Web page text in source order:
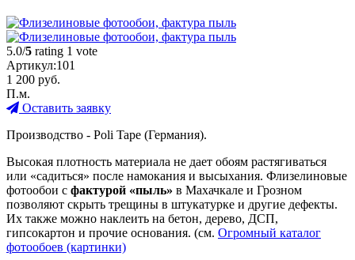
5.0/5 rating 1 vote
Артикул:101
1 200 руб.
П.м.
Оставить заявку
Производство - Poli Tape (Германия).
Высокая плотность материала не дает обоям растягиваться
или «садиться» после намокания и высыхания. Флизелиновые
фотообои с фактурой «пыль» в Махачкале и Грозном
позволяют скрыть трещины в штукатурке и другие дефекты.
Их также можно наклеить на бетон, дерево, ДСП,
гипсокартон и прочие основания. (см. Огромный каталог
фотообоев (картинки)